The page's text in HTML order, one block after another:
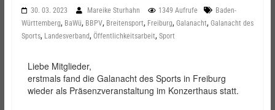
30. 03. 2023 Mareike Sturhahn 1349 Aufrufe
Baden-
Württemberg, BaWü, BBPV, Breitensport, Freiburg, Galanacht, Galanacht des
Sports, Landesverband, Öffentlichkeitsarbeit, Sport
Liebe Mitglieder,
erstmals fand die Galanacht des Sports in Freiburg
wieder als Präsenzveranstaltung im Konzerthaus statt.